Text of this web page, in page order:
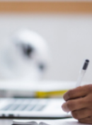
COORDINADORES